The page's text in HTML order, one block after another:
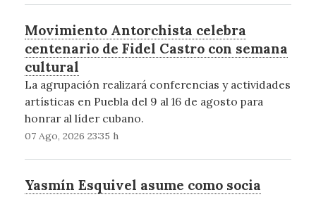
Movimiento Antorchista celebra
centenario de Fidel Castro con semana
cultural
La agrupación realizará conferencias y actividades
artísticas en Puebla del 9 al 16 de agosto para
honrar al líder cubano.
07 Ago, 2026 23:35 h
Yasmín Esquivel asume como socia